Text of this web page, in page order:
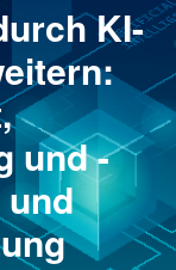
KI-
und -